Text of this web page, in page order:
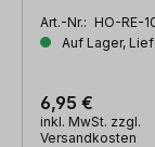
Art.-Nr.: HO-RE-
Auf Lager,
6,95 €
inkl. MwSt. zzgl.
Versandkosten